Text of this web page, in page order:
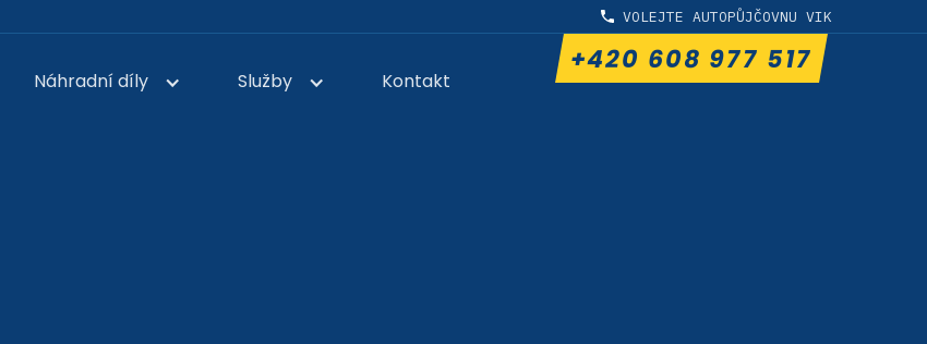
VOLEJTE AUTOPŮJČOVNU VIK
Náhradní díly Služby Kontakt
+420 608 977 517